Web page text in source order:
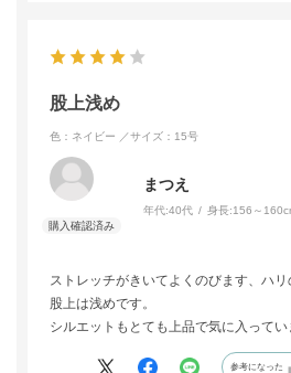
股上浅め
色：ネイビー ／サイズ：15号
まつえ
年代:40代 身長:156～
ストレッチがきいてよくのびます、ハリ
股上は浅めです。
シルエットもとても上品で気に入ってい
参考になった